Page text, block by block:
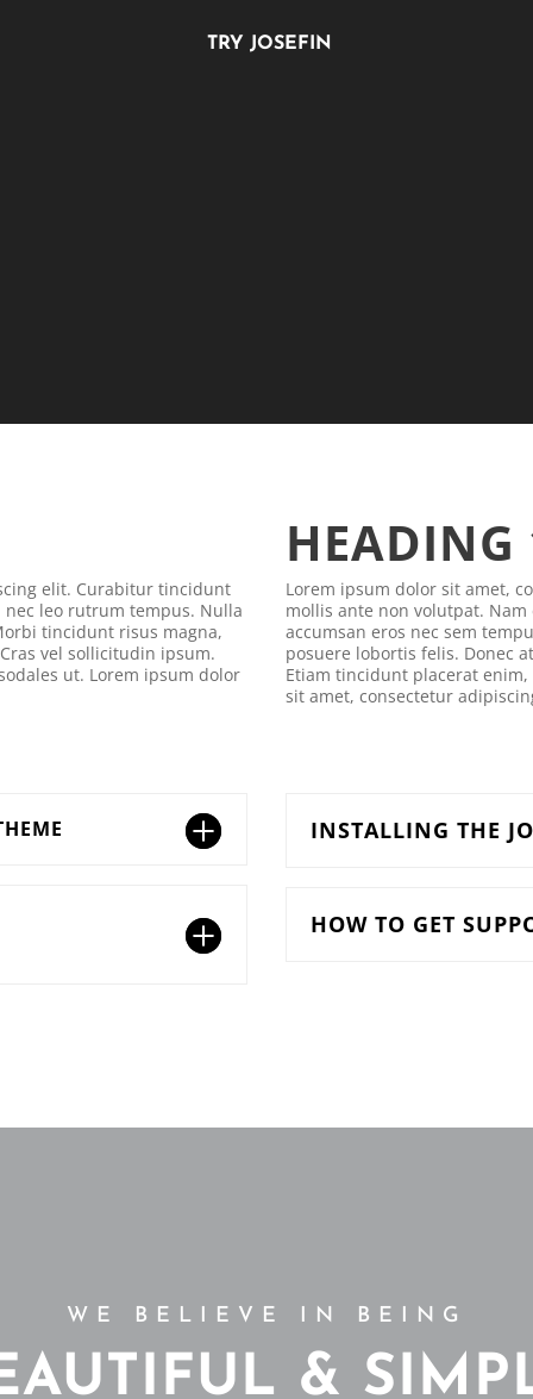
TRY JOSEFIN
elit. Curabitur tincidunt
leo rutrum tempus. Nulla
tincidunt risus magna,
vel sollicitudin ipsum.
ut. Lorem ipsum dolor
HEADING
Lorem ipsum dolor sit amet,
mollis ante non volutpat.
accumsan eros nec sem
posuere lobortis felis. Donec
Etiam tincidunt placerat
sit amet, consectetur
INSTALLING THE
HOW TO GET
WE BELIEVE IN BEING
&